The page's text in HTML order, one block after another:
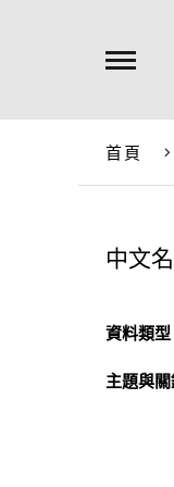
首頁
中文
資料類型
主題與